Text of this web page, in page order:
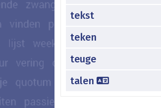
tekst
teken
teuge
talen